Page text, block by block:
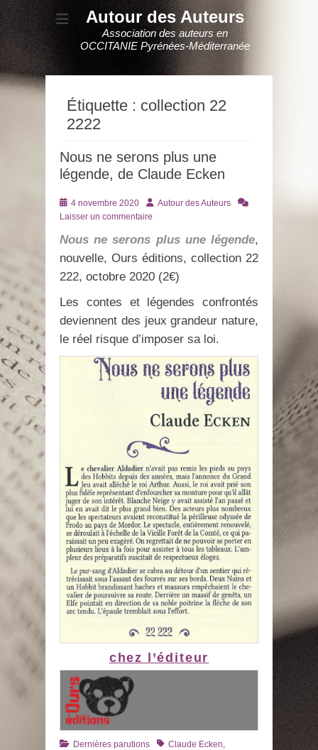
Autour des Auteurs
Association des auteurs en
OCCITANIE Pyrénées-Méditerranée
Étiquette : collection 22
2222
Nous ne serons plus une
légende, de Claude Ecken
Posté
le
4 novembre 2020 AuteurAutour des Auteurs
Laisser un commentaire
Nous ne serons plus une légende,
nouvelle, Ours éditions, collection 22
222, octobre 2020 (2€)
Les contes et légendes confrontés
deviennent des jeux grandeur nature,
le réel risque d’imposer sa loi.
chez l’éditeur
Catégories
Dernières parutions TagsClaude Ecken